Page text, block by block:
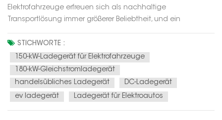
Elektrofahrzeuge erfreuen sich als nachhaltige
Transportlösung immer größerer Beliebtheit, und ein
Verbreitung von entscheidender Bedeutung. Mit unserem
Urban Charging Network wird das Laden Ihres
Elektrofahrzeugs mühelos und bequem. Ve...
STICHWORTE :
150-kW-Ladegerät für Elektrofahrzeuge
180-kW-Gleichstromladegerät
handelsübliches Ladegerät
DC-Ladegerät
ev ladegerät
Ladegerät für Elektroautos